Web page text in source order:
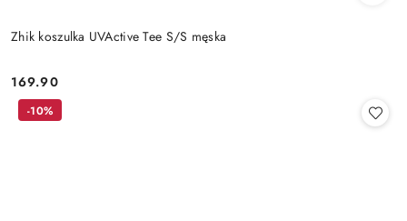
Zhik koszulka UVActive Tee S/S męska
Cena:
169.90
-10%